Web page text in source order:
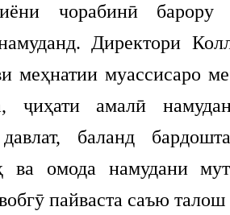
чорабинӣ барору
Директори
меҳнатии муассисаро
ҷиҳати амалӣ
баланд
ва омода намудани
пайваста саъю